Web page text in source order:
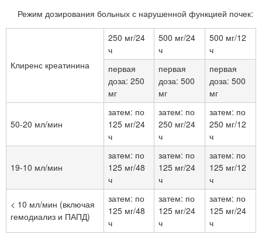
Режим дозирования больных с нарушенной функцией почек:
Клиренс креатинина
250 мг/24
ч
500 мг/24
ч
500 мг/12
ч
первая
доза: 250
мг
первая
доза: 500
мг
первая
доза: 500
мг
50-20 мл/мин
затем: по
125 мг/24
ч
затем: по
250 мг/24
ч
затем: по
250 мг/12
ч
19-10 мл/мин
затем: по
125 мг/48
ч
затем: по
125 мг/24
ч
затем: по
125 мг/12
ч
< 10 мл/мин (включая
гемодиализ и ПАПД)
затем: по
125 мг/48
ч
затем: по
125 мг/24
ч
затем: по
125 мг/24
ч